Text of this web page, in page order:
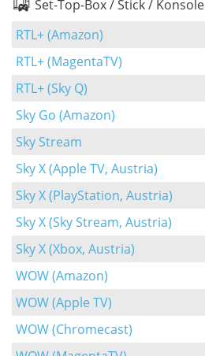
Set-Top-Box / Stick / Konsole
RTL+ (Amazon)
RTL+ (MagentaTV)
RTL+ (Sky Q)
Sky Go (Amazon)
Sky Stream
Sky X (Apple TV, Austria)
Sky X (PlayStation, Austria)
Sky X (Sky Stream, Austria)
Sky X (Xbox, Austria)
WOW (Amazon)
WOW (Apple TV)
WOW (Chromecast)